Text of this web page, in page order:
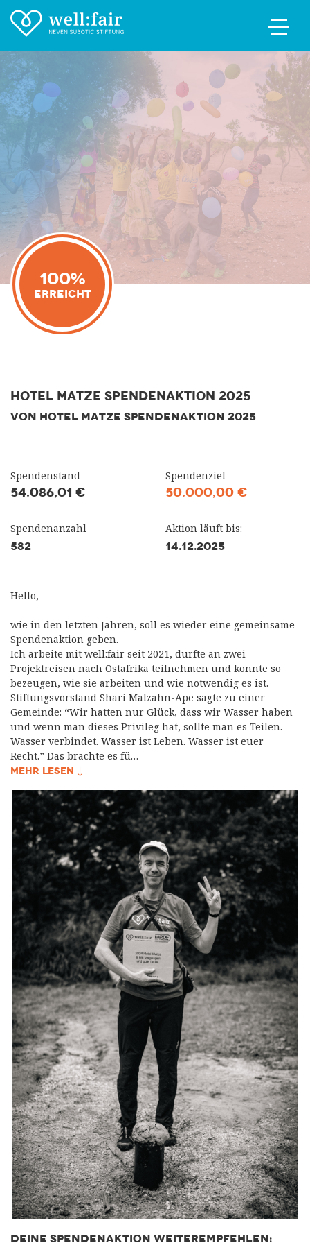
100%
Erreicht
Hotel Matze Spendenaktion 2025
VON HOTEL MATZE SPENDENAKTION 2025
Spendenstand
54.086,01 €
Spendenziel
50.000,00 €
Spendenanzahl
582
Aktion läuft bis:
14.12.2025
Hello,
wie in den letzten Jahren, soll es wieder eine gemeinsame
Spendenaktion geben.
Ich arbeite mit well:fair seit 2021, durfte an zwei
Projektreisen nach Ostafrika teilnehmen und konnte so
bezeugen, wie sie arbeiten und wie notwendig es ist.
Stiftungsvorstand Shari Malzahn-Ape sagte zu einer
Gemeinde: “Wir hatten nur Glück, dass wir Wasser haben
und wenn man dieses Privileg hat, sollte man es Teilen.
Wasser verbindet. Wasser ist Leben. Wasser ist euer
Recht.” Das brachte es fü…
MEHR LESEN ↓
DEINE SPENDENAKTION WEITEREMPFEHLEN: